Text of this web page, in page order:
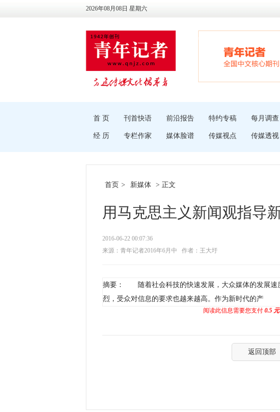
2026年08月08日 星期六
首 页 刊首快语 前沿报告 特约专稿 每月调查
经 历 专栏作家 媒体脸谱 传媒视点 传媒透视
首页 > 新媒体 > 正文
用马克思主义新闻观指导
2016-06-22 00:07:36
来源：青年记者2016年6月中
作者：王大圩
摘要： 随着社会科技的快速发展，大众媒体的发展速
烈，受众对信息的要求也越来越高。作为新时代的产
阅读此信息需要您支付 0.5 元
返回顶部